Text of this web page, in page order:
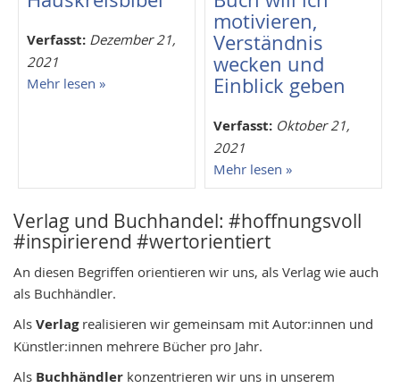
Verfasst: Dezember 21,
2021
Mehr lesen »
motivieren,
Verständnis
wecken und
Einblick geben
Verfasst: Oktober 21,
2021
Mehr lesen »
Verlag und Buchhandel: #hoffnungsvoll
#inspirierend #wertorientiert
An diesen Begriffen orientieren wir uns, als Verlag wie auch
als Buchhändler.
Als Verlagrealisieren wir gemeinsam mit Autor:innen und
Künstler:innen mehrere Bücher pro Jahr.
Als Buchhändler konzentrieren wir uns in unserem